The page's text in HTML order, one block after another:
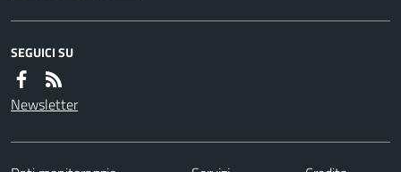
SEGUICI SU
Newsletter